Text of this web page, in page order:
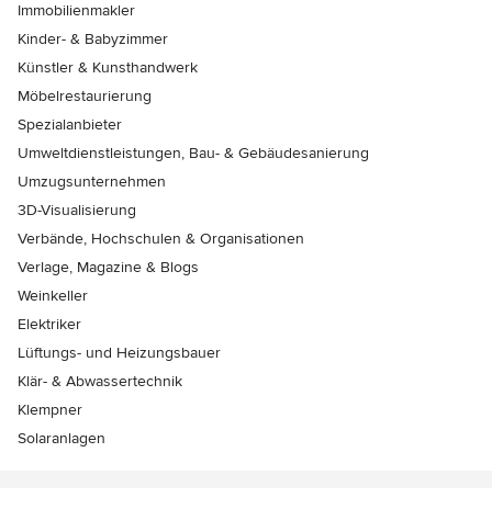
Immobilienmakler
Kinder- & Babyzimmer
Künstler & Kunsthandwerk
Möbelrestaurierung
Spezialanbieter
Umweltdienstleistungen, Bau- & Gebäudesanierung
Umzugsunternehmen
3D-Visualisierung
Verbände, Hochschulen & Organisationen
Verlage, Magazine & Blogs
Weinkeller
Elektriker
Lüftungs- und Heizungsbauer
Klär- & Abwassertechnik
Klempner
Solaranlagen